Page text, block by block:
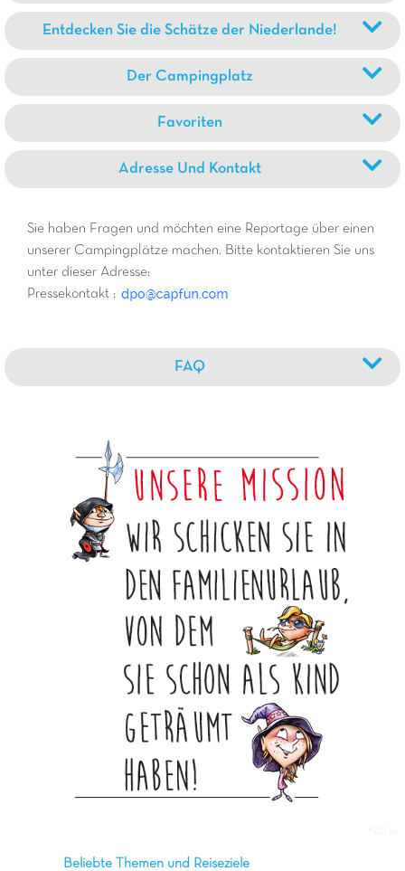
Entdecken Sie die Schätze der Niederlande!
Der Campingplatz
Favoriten
Adresse Und Kontakt
Sie haben Fragen und möchten eine Reportage über einen
unserer Campingplätze machen. Bitte kontaktieren Sie uns
unter dieser Adresse:
Pressekontakt :
FAQ
Beliebte Themen und Reiseziele